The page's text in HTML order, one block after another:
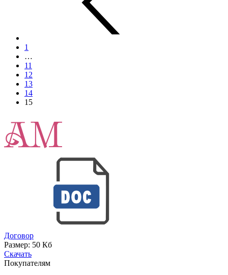
1
…
11
12
13
14
15
Договор
Размер: 50 Кб
Скачать
Покупателям